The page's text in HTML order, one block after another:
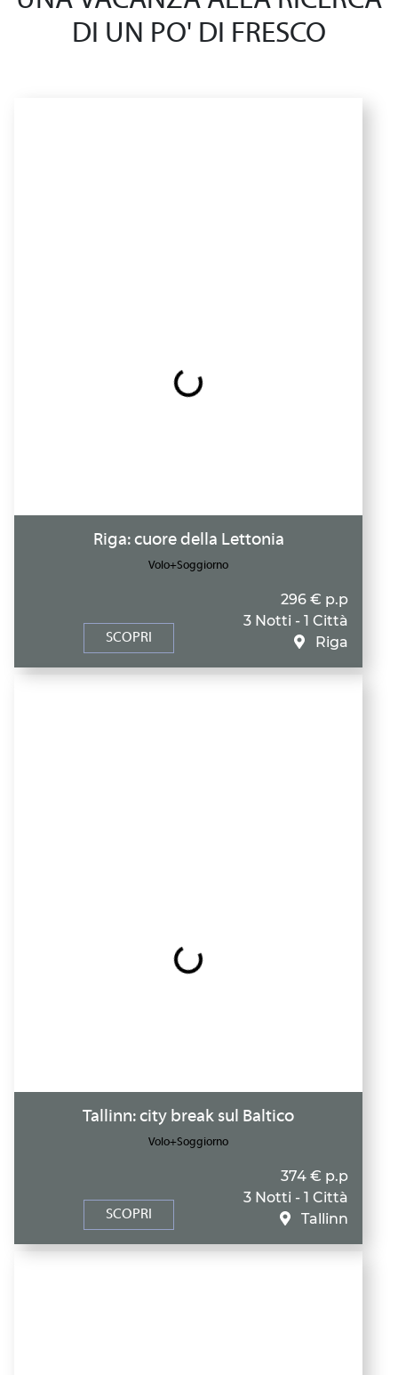
DI UN PO' DI FRESCO
Riga: cuore della Lettonia
Volo+Soggiorno
SCOPRI
296 € p.p
3 Notti - 1 Città
Riga
Tallinn: city break sul Baltico
Volo+Soggiorno
SCOPRI
374 € p.p
3 Notti - 1 Città
Tallinn